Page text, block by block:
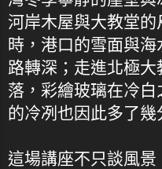
河岸木屋與大教堂
時，港口的雪面與
路轉深；走進北極大
落，彩繪玻璃在冷
的冷冽也因此多了幾
這場講座不只談風